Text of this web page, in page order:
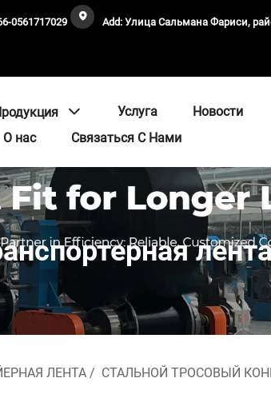
0561717029 Add: Улица Сальмана Фариси,
Услуга Новости
О нас
Связаться С Нами
ЛЕНТА / СТАЛЬНОЙ ТРОСОВЫЙ